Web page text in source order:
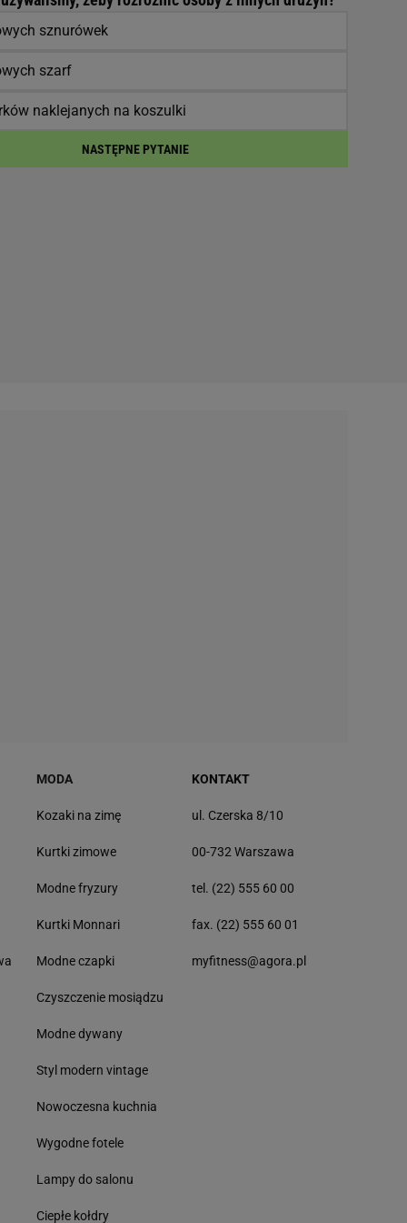
sznurówek
szarf
naklejanych na koszulki
NASTĘPNE PYTANIE
MODA
Kozaki na zimę
Kurtki zimowe
Modne fryzury
Kurtki Monnari
Modne czapki
Czyszczenie mosiądzu
Modne dywany
Styl modern vintage
Nowoczesna kuchnia
Wygodne fotele
Lampy do salonu
Ciepłe kołdry
KONTAKT
ul. Czerska 8/10
00-732 Warszawa
tel. (22) 555 60 00
fax. (22) 555 60 01
myfitness@agora.pl